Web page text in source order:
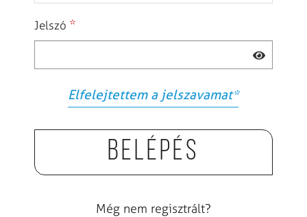
Jelszó *
Elfelejtettem a jelszavamat*
Belépés
Még nem regisztrált?